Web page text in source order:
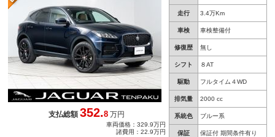
走行 3.4万Km
車検 車検整備付
修復歴 無し
シフト ８AT
駆動 フルタイム４WD
排気量 2000 cc
系統色 ブルー系
保証 保証付 期間条件有り
支払総額352.8 万円
車両価格：329.9万円
諸費用：22.9万円